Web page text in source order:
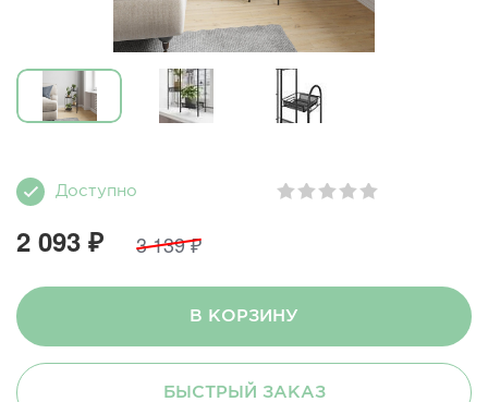
Доступно
2 093 ₽ 3 139 ₽
В КОРЗИНУ
БЫСТРЫЙ ЗАКАЗ